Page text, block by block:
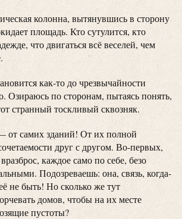
колонна, вытянувшись в сторону
площадь. Кто сутулится, кто
что двигаться всё веселей, чем
как-то до чрезвычайности
Озираюсь по сторонам, пытаясь понять,
странный тоскливый сквозняк.
от самих зданий! От их полной
друг с другом. Во-первых,
каждое само по себе, безо
Подозреваешь: она, связь, когда-
не быть! Но сколько же тут
домов, чтобы на их месте
пустоты?